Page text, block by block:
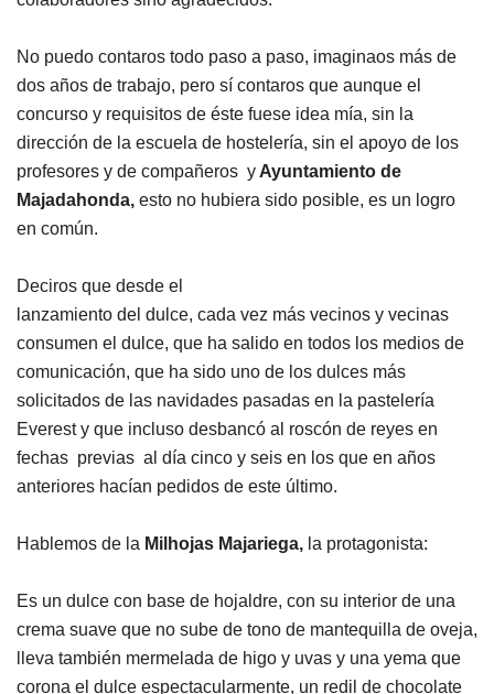
No puedo contaros todo paso a paso, imaginaos más de
dos años de trabajo, pero sí contaros que aunque el
concurso y requisitos de éste fuese idea mía, sin la
dirección de la escuela de hostelería, sin el apoyo de los
profesores y de compañeros y Ayuntamiento de
Majadahonda, esto no hubiera sido posible, es un logro
en común.
Deciros que desde el
lanzamiento del dulce, cada vez más vecinos y vecinas
consumen el dulce, que ha salido en todos los medios de
comunicación, que ha sido uno de los dulces más
solicitados de las navidades pasadas en la pastelería
Everest y que incluso desbancó al roscón de reyes en
fechas previas al día cinco y seis en los que en años
anteriores hacían pedidos de este último.
Hablemos de la Milhojas Majariega, la protagonista:
Es un dulce con base de hojaldre, con su interior de una
crema suave que no sube de tono de mantequilla de oveja,
lleva también mermelada de higo y uvas y una yema que
corona el dulce espectacularmente, un redil de chocolate